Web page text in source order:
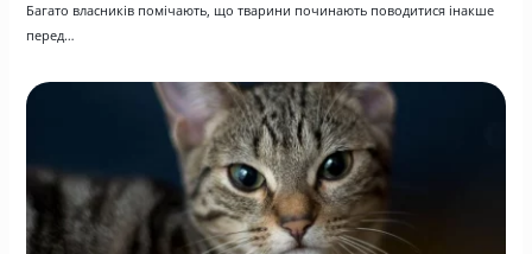
Багато власників помічають, що тварини починають поводитися інакше
перед…